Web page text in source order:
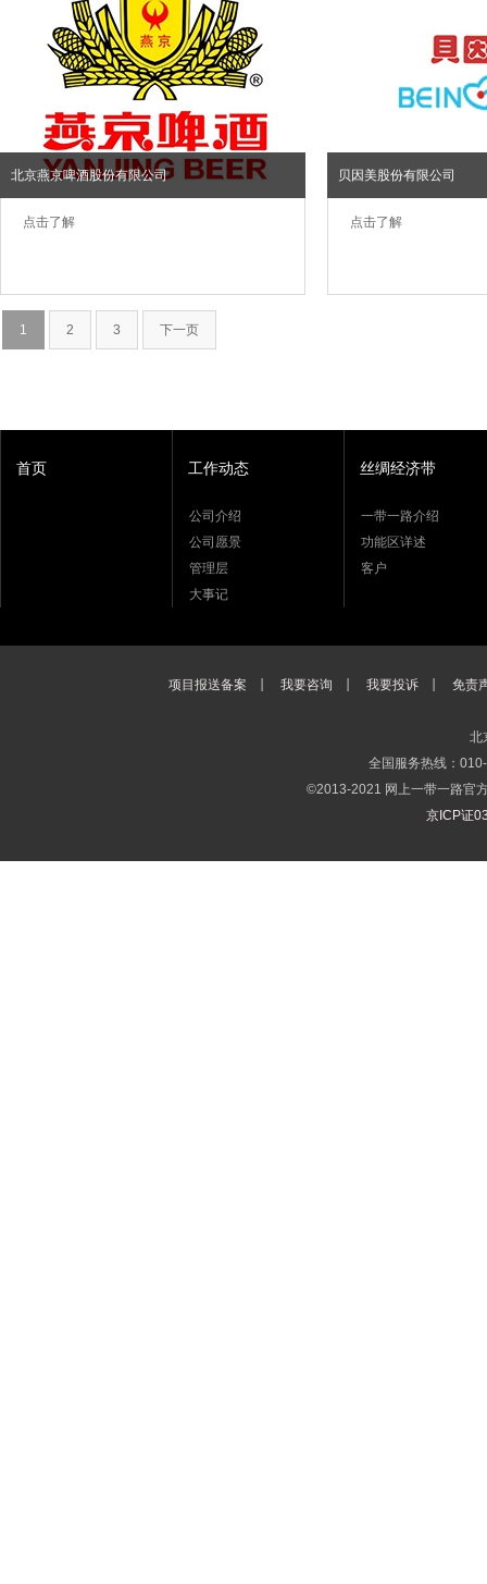
北京燕京啤酒股份有限公司
点击了解
贝因美股份有限公司
点击了解
1 2 3 下一页
首页 工作动态
公司介绍
公司愿景
管理层
大事记
丝绸经济带
一带一路介绍
功能区详述
客户
项目报送备案 我要咨询 我要投诉 免责
北
全国服务热线：
©2013-2021 网上一带一路官
京ICP证